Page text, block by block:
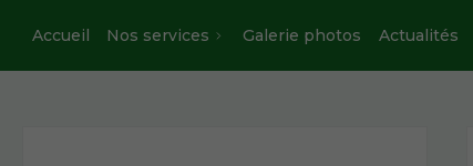
Accueil Nos services Galerie photos Actualités